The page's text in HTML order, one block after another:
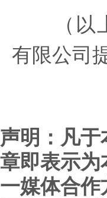
（以上
有限公司
声明：凡
章即表示为
一媒体合